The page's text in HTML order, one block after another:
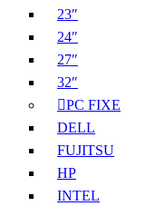
23″
24″
27″
32″
PC FIXE
DELL
FUJITSU
HP
INTEL